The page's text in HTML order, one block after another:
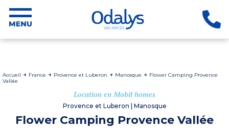
Accueil France Provence et Luberon Manosque
Flower Camping Provence
Vallée
Location en Mobil homes
Provence et Luberon | Manosque
Flower Camping Provence Vallée